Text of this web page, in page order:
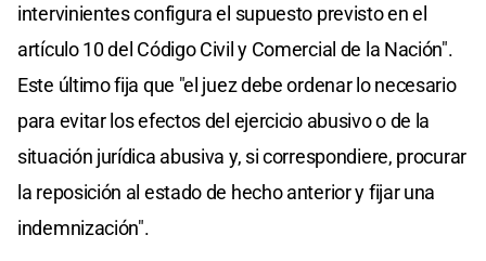
intervinientes configura el supuesto previsto en el
artículo 10 del Código Civil y Comercial de la Nación".
Este último fija que "el juez debe ordenar lo necesario
para evitar los efectos del ejercicio abusivo o de la
situación jurídica abusiva y, si correspondiere, procurar
la reposición al estado de hecho anterior y fijar una
indemnización".